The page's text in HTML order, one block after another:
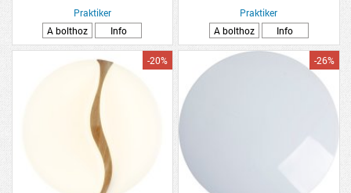
Praktiker
A bolthoz
Info
Praktiker
A bolthoz
Info
-20% -26%